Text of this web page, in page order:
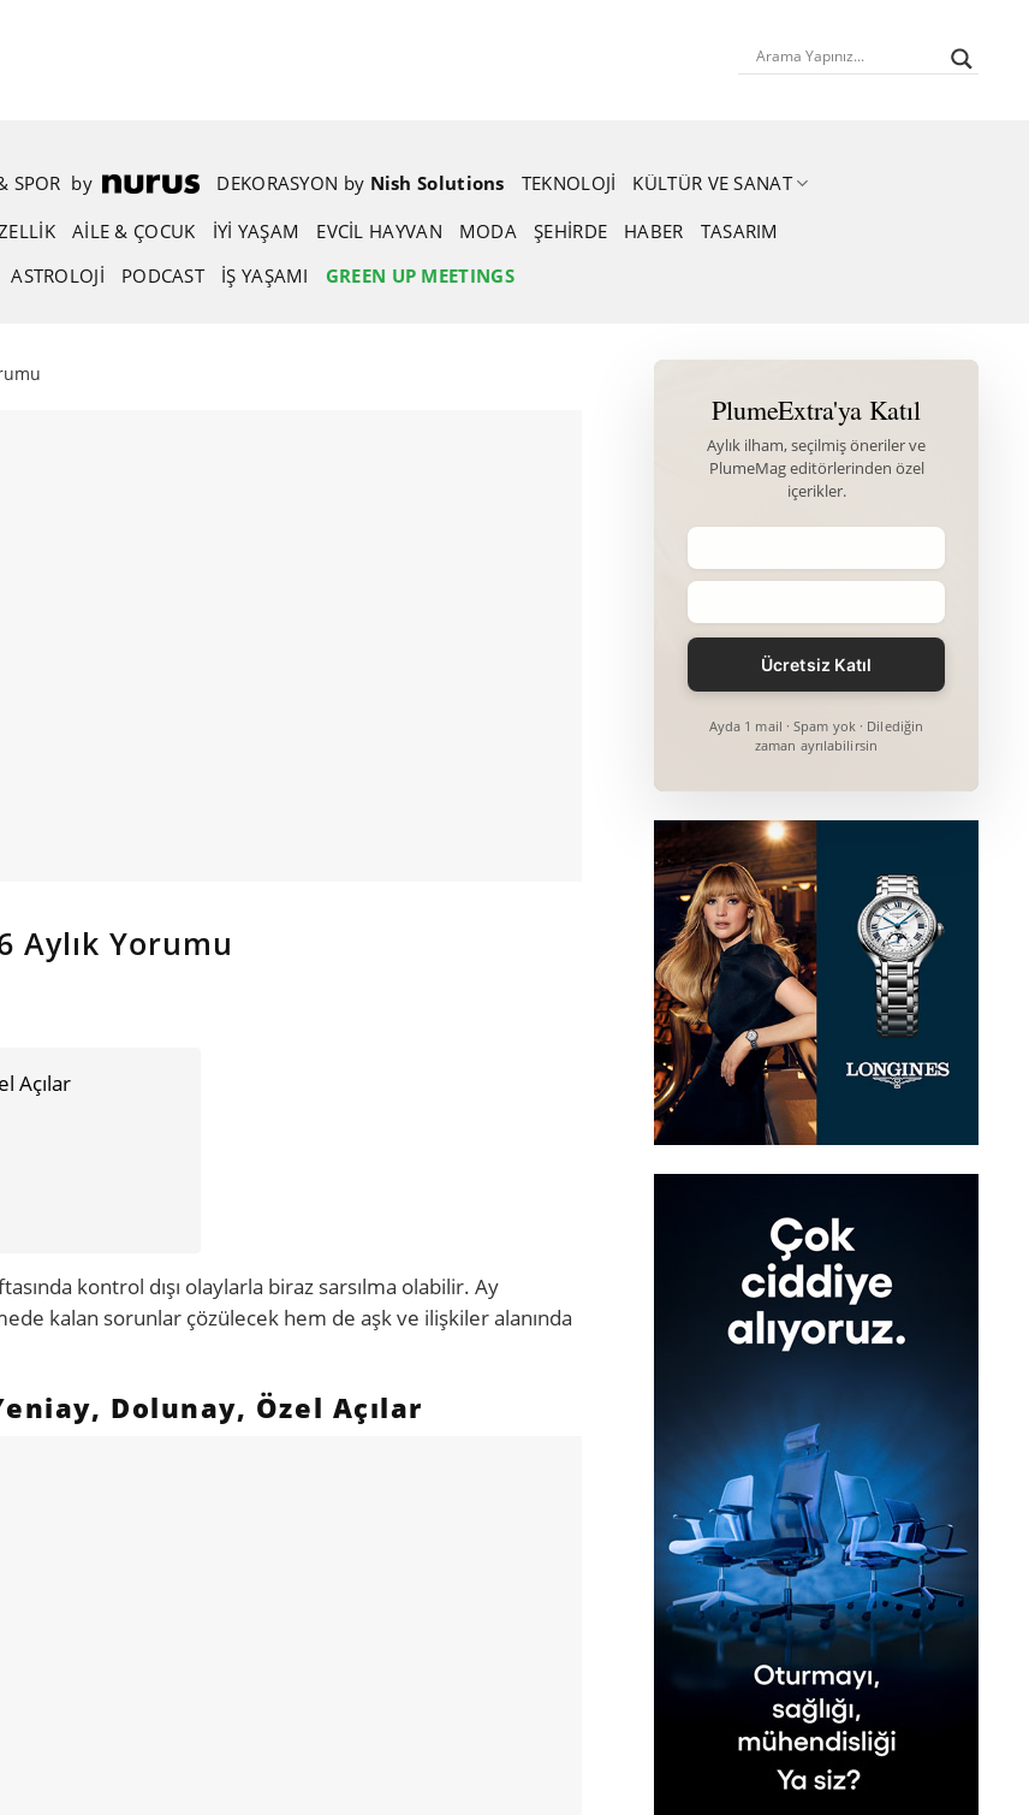
SPOR by DEKORASYON by Nish Solutions TEKNOLOJI
KÜLTÜR VE SANAT
AİLE & ÇOCUK İYİ YAŞAM EVCIL HAYVAN MODA ŞEHIRDE HABER
TASARIM
ASTROLOJI PODCAST İŞ YAŞAMI GREEN UP MEETINGS
Aylık Yorumu
Açılar
kontrol dışı olaylarla biraz sarsılma olabilir. Ay
kalan sorunlar çözülecek hem de aşk ve ilişkiler alanında
Dolunay, Özel Açılar
PlumeExtra'ya Katıl
Aylık ilham, seçilmiş öneriler ve
PlumeMag editörlerinden özel
içerikler.
Ayda 1 mail · Spam yok · Dilediğin
zaman ayrılabilirsin